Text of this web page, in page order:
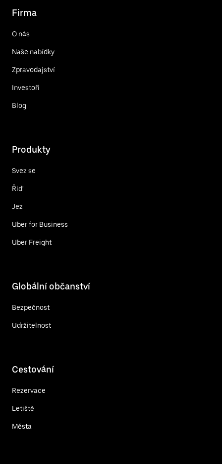
Firma
O nás
Naše nabídky
Zpravodajství
Investoři
Blog
Produkty
Svez se
Řiď
Jez
Uber for Business
Uber Freight
Globální občanství
Bezpečnost
Udržitelnost
Cestování
Rezervace
Letiště
Města